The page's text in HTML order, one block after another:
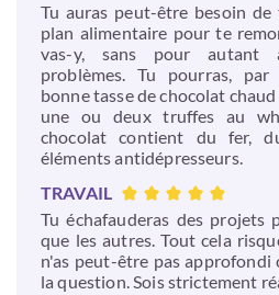
Tu auras peut-être besoin
plan alimentaire pour te
vas-y, sans pour autant
problèmes. Tu pourras,
bonne tasse de chocolat
une ou deux truffes au
chocolat contient du fer,
éléments antidépresseurs.
TRAVAIL
Tu échafauderas des projets
que les autres. Tout cela
n'as peut-être pas approfondi
la question. Sois strictement